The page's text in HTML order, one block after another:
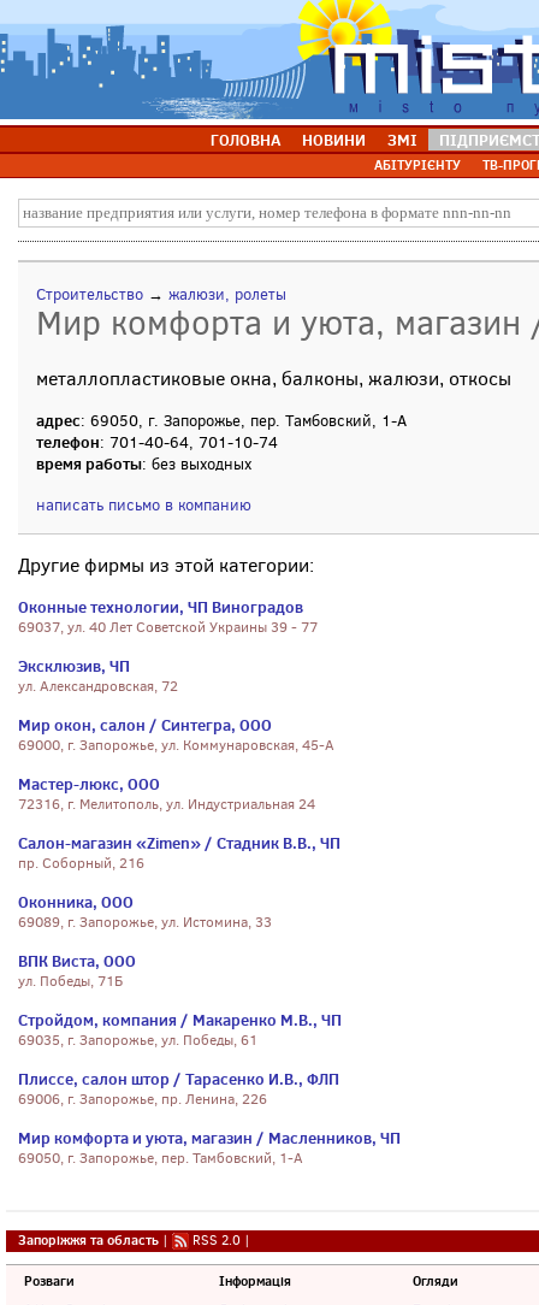
ГОЛОВНА НОВИНИ ЗМІ
АБІТУРІЄНТУ ТВ-
Строительство → жалюзи, ролеты
Мир комфорта и уюта,
металлопластиковые окна, балконы, жалюзи, откосы
адрес: 69050, г. Запорожье, пер. Тамбовский, 1-А
телефон: 701-40-64, 701-10-74
время работы: без выходных
написать письмо в компанию
Другие фирмы из этой категории:
Оконные технологии, ЧП Виноградов
69037, ул. 40 Лет Советской Украины 39 - 77
Эксклюзив, ЧП
ул. Александровская, 72
Мир окон, салон / Синтегра, ООО
69000, г. Запорожье, ул. Коммунаровская, 45-А
Мастер-люкс, ООО
72316, г. Мелитополь, ул. Индустриальная 24
Салон-магазин «Zimen» / Стадник В.В., ЧП
пр. Соборный, 216
Оконника, ООО
69089, г. Запорожье, ул. Истомина, 33
ВПК Виста, ООО
ул. Победы, 71Б
Стройдом, компания / Макаренко М.В., ЧП
69035, г. Запорожье, ул. Победы, 61
Плиссе, салон штор / Тарасенко И.В., ФЛП
69006, г. Запорожье, пр. Ленина, 226
Мир комфорта и уюта, магазин / Масленников, ЧП
69050, г. Запорожье, пер. Тамбовский, 1-А
Запоріжжя та область | RSS 2.0 |
Розваги Інформація Огляди